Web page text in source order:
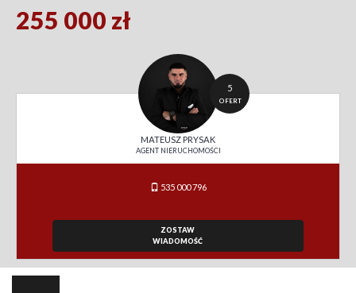
255 000 zł
5
OFERT
MATEUSZ PRYSAK
AGENT NIERUCHOMOŚCI
535 000 796
ZOSTAW
WIADOMOŚĆ